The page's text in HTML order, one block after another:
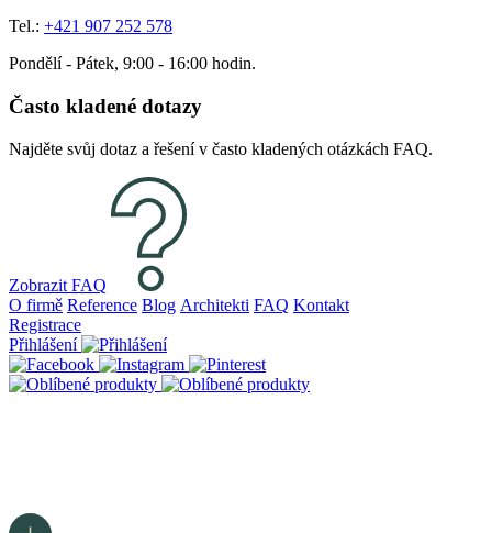
Tel.: +421 907 252 578
Pondělí - Pátek, 9:00 - 16:00 hodin.
Často kladené dotazy
Najděte svůj dotaz a řešení v často kladených otázkách FAQ.
Zobrazit FAQ
O firmě Reference Blog Architekti FAQ Kontakt
Registrace
Přihlášení